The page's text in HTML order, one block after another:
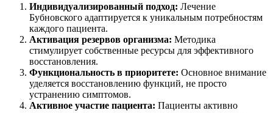
Индивидуализированный подход: Лечение
Бубновского адаптируется к уникальным потребностям
каждого пациента.
Активация резервов организма: Методика
стимулирует собственные ресурсы для эффективного
восстановления.
Функциональность в приоритете: Основное внимание
уделяется восстановлению функций, не просто
устранению симптомов.
Активное участие пациента: Пациенты активно